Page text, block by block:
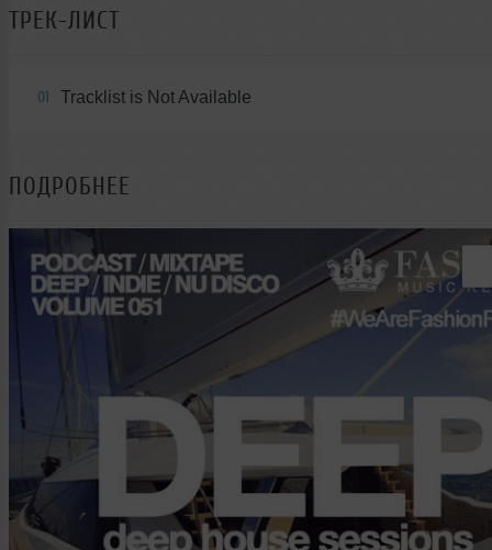
ТРЕК-ЛИСТ
01 Tracklist is Not Available
ПОДРОБНЕЕ